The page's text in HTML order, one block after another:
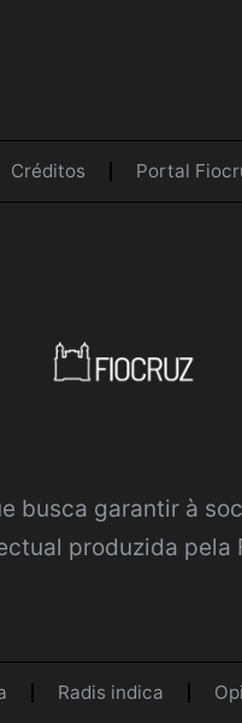
Créditos Portal
busca garantir à
produzida pela
Radis indica